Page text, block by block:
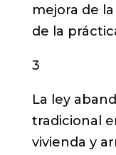
mejora de
de la
3
La ley
tradicional
vivienda y